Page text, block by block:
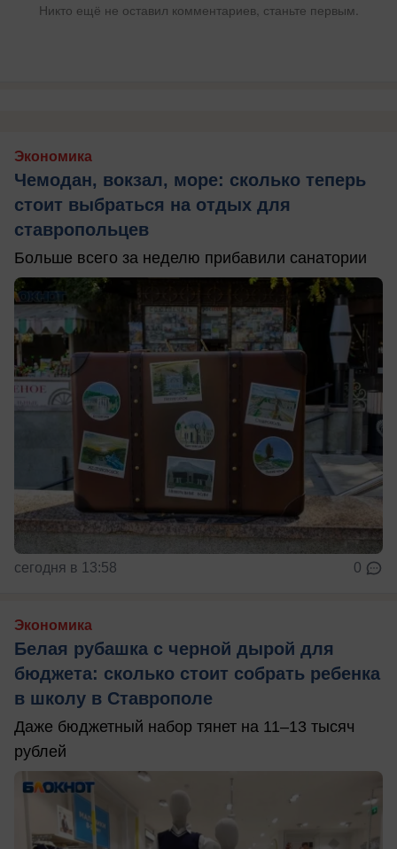
Никто ещё не оставил комментариев, станьте первым.
Экономика
Чемодан, вокзал, море: сколько теперь
стоит выбраться на отдых для
ставропольцев
Больше всего за неделю прибавили санатории
сегодня в 13:58 0
Экономика
Белая рубашка с черной дырой для
бюджета: сколько стоит собрать ребенка
в школу в Ставрополе
Даже бюджетный набор тянет на 11–13 тысяч
рублей